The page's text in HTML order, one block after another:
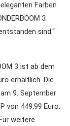
Farben
3
sind.“
3 ist ab dem
erhältlich. Die
9. September
von 449,99 Euro.
weitere